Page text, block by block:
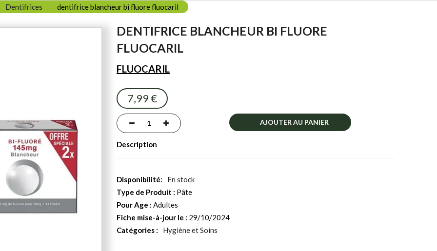
Dentifrices dentifrice blancheur bi fluore fluocaril
DENTIFRICE BLANCHEUR BI FLUORE
FLUOCARIL
FLUOCARIL
7,99 €
AJOUTER AU PANIER
Description
En stock
Type de Produit : Pâte
Pour Age : Adultes
Fiche mise-à-jour le : 29/10/2024
Catégories :
Hygiène et Soins